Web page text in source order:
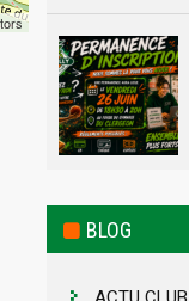
BLOG